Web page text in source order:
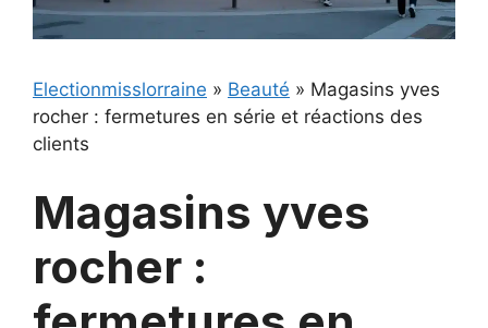
Electionmisslorraine » Beauté » Magasins yves
rocher : fermetures en série et réactions des
clients
Magasins yves
rocher :